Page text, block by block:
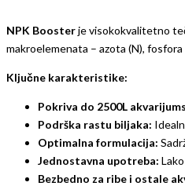
NPK Boosterje visokokvalitetno
makroelemenata – azota (N),
Ključne karakteristike:
Pokriva do 2500L
Podrška rastu biljaka:
Optimalna formulacija:
Jednostavna upotreba:
Bezbedno za ribe i ostale